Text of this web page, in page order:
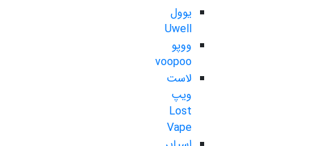
یوول
Uwell
ووپو
voopoo
لاست
ویپ
Lost
Vape